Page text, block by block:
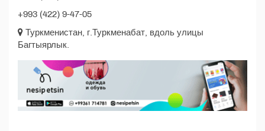
+993 (422) 9-47-05
Туркменистан, г.Туркменабат, вдоль улицы
Багтыярлык.